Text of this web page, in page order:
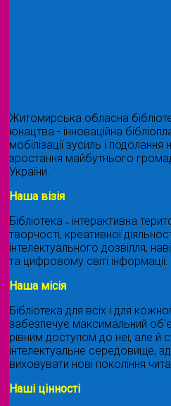
Житомирська обласна
юнацтва - інноваційна
мобілізації зусиль і подолання
зростання майбутнього
України.
Наша візія
Бібліотека ˗ інтерактивна
творчості, креативної
інтелектуального дозвілля,
та цифровому світі інформації.
Наша місія
Бібліотека для всіх і для
забезпечує максимальний
рівним доступом до неї, але
інтелектуальне середовище,
виховувати нові покоління
Наші цінності